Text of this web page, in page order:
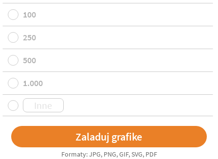
100
250
500
1.000
Formaty: JPG, PNG, GIF, SVG, PDF